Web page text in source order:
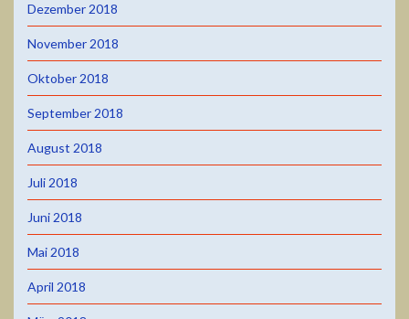
Dezember 2018
November 2018
Oktober 2018
September 2018
August 2018
Juli 2018
Juni 2018
Mai 2018
April 2018